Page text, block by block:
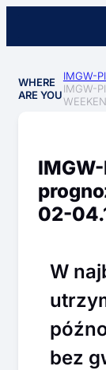
WHERE
ARE YOU
IMGW-
IMGW-
02-
W
bez